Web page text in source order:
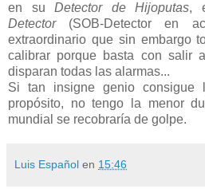
en suDetector de Hijoputas,
Detector(SOB-Detector en
extraordinario que sin embargo
calibrar porque basta con salir
disparan todas las alarmas...
Si tan insigne genio
propósito, no tengo la menor
mundial se recobraría de golpe.
Luis Español en 15:46